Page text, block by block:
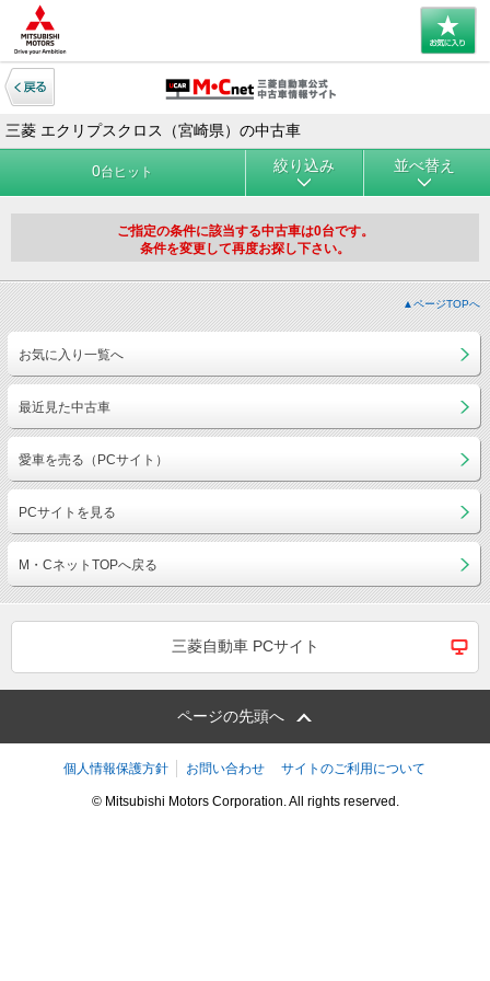
三菱 エクリプスクロス（宮崎県）の中古車
0台ヒット 絞り込み 並べ替え
ご指定の条件に該当する中古車は0台です。
条件を変更して再度お探し下さい。
▲ページTOPへ
お気に入り一覧へ
最近見た中古車
愛車を売る（PCサイト）
PCサイトを見る
M・CネットTOPへ戻る
三菱自動車 PCサイト
ページの先頭へ
個人情報保護方針 お問い合わせ サイトのご利用について
© Mitsubishi Motors Corporation. All rights reserved.